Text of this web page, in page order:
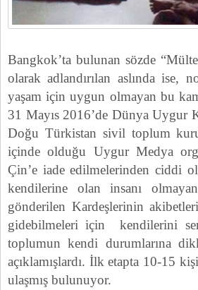
Bangkok’ta bulunan sözde
olarak adlandırılan aslında ise,
yaşam için uygun olmayan bu
31 Mayıs 2016’de Dünya Uygur
Doğu Türkistan sivil toplum
içinde olduğu Uygur Medya
Çin’e iade edilmelerinden ciddi
kendilerine olan insanı
gönderilen Kardeşlerinin
gidebilmeleri için kendilerini
toplumun kendi durumlarına
açıklamışlardı. İlk etapta 10-15
ulaşmış bulunuyor.